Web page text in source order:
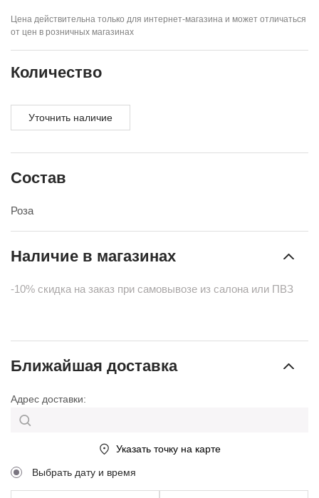
Цена действительна только для интернет-магазина и может отличаться
от цен в розничных магазинах
Количество
Уточнить наличие
Состав
Роза
Наличие в магазинах
-10% скидка на заказ при самовывозе из салона или ПВЗ
Ближайшая доставка
Адрес доставки:
Указать точку на карте
Выбрать дату и время